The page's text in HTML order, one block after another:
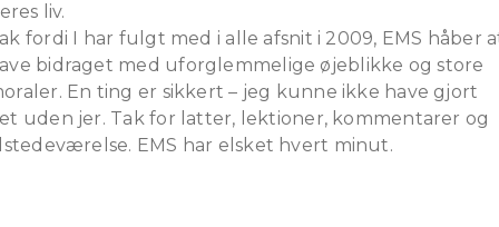
liv.
fordi I har fulgt med i alle afsnit i 2009, EMS håber
bidraget med uforglemmelige øjeblikke og store
En ting er sikkert – jeg kunne ikke have gjort
uden jer. Tak for latter, lektioner, kommentarer og
EMS har elsket hvert minut.